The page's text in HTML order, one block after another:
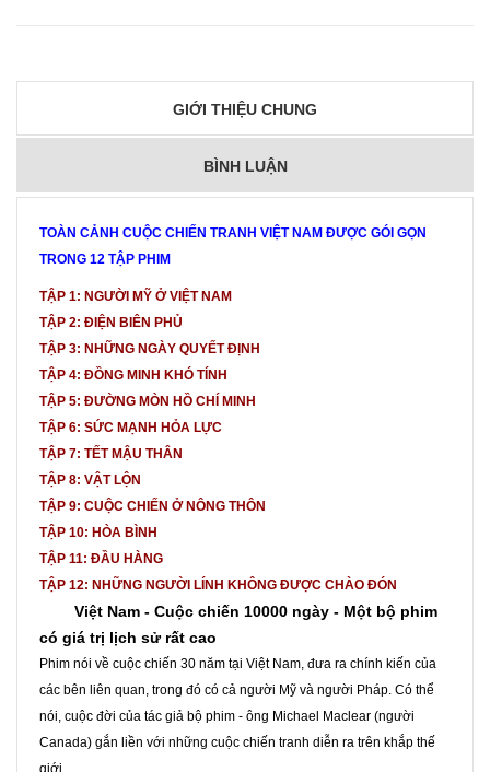
GIỚI THIỆU CHUNG
BÌNH LUẬN
TOÀN CẢNH CUỘC CHIẾN TRANH VIỆT NAM ĐƯỢC GÓI GỌN
TRONG 12 TẬP PHIM
TẬP 1: NGƯỜI MỸ Ở VIỆT NAM
TẬP 2: ĐIỆN BIÊN PHỦ
TẬP 3: NHỮNG NGÀY QUYẾT ĐỊNH
TẬP 4: ĐỒNG MINH KHÓ TÍNH
TẬP 5: ĐƯỜNG MÒN HỒ CHÍ MINH
TẬP 6: SỨC MẠNH HỎA LỰC
TẬP 7: TẾT MẬU THÂN
TẬP 8: VẬT LỘN
TẬP 9: CUỘC CHIẾN Ở NÔNG THÔN
TẬP 10: HÒA BÌNH
TẬP 11: ĐẦU HÀNG
TẬP 12: NHỮNG NGƯỜI LÍNH KHÔNG ĐƯỢC CHÀO ĐÓN
Việt Nam - Cuộc chiến 10000 ngày - Một bộ phim
có giá trị lịch sử rất cao
Phim nói về cuộc chiến 30 năm tại Việt Nam, đưa ra chính kiến của
các bên liên quan, trong đó có cả người Mỹ và người Pháp. Có thể
nói, cuộc đời của tác giả bộ phim - ông Michael Maclear (người
Canada) gắn liền với những cuộc chiến tranh diễn ra trên khắp thế
giới.